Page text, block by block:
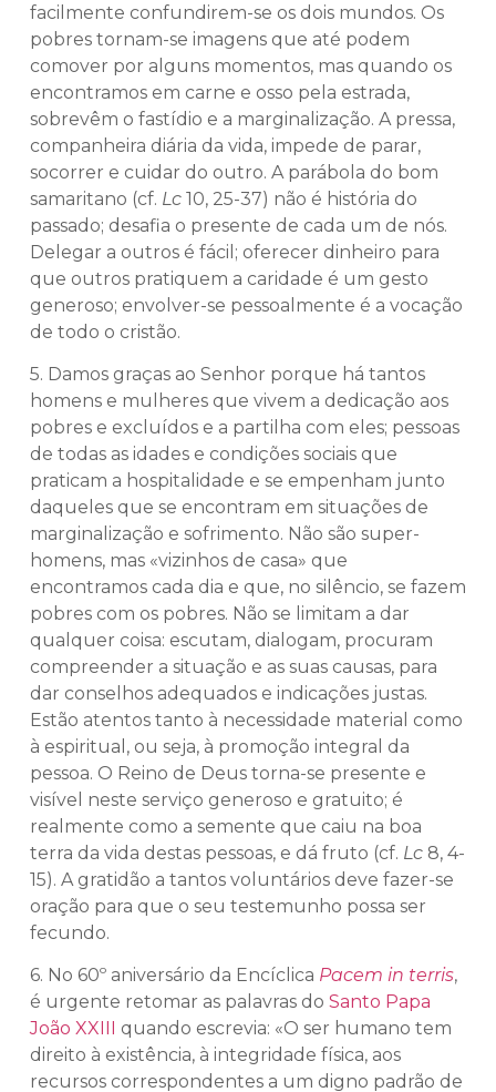
facilmente confundirem-se os dois mundos. Os
pobres tornam-se imagens que até podem
comover por alguns momentos, mas quando os
encontramos em carne e osso pela estrada,
sobrevêm o fastídio e a marginalização. A pressa,
companheira diária da vida, impede de parar,
socorrer e cuidar do outro. A parábola do bom
samaritano (cf. Lc 10, 25-37) não é história do
passado; desafia o presente de cada um de nós.
Delegar a outros é fácil; oferecer dinheiro para
que outros pratiquem a caridade é um gesto
generoso; envolver-se pessoalmente é a vocação
de todo o cristão.
5. Damos graças ao Senhor porque há tantos
homens e mulheres que vivem a dedicação aos
pobres e excluídos e a partilha com eles; pessoas
de todas as idades e condições sociais que
praticam a hospitalidade e se empenham junto
daqueles que se encontram em situações de
marginalização e sofrimento. Não são super-
homens, mas «vizinhos de casa» que
encontramos cada dia e que, no silêncio, se fazem
pobres com os pobres. Não se limitam a dar
qualquer coisa: escutam, dialogam, procuram
compreender a situação e as suas causas, para
dar conselhos adequados e indicações justas.
Estão atentos tanto à necessidade material como
à espiritual, ou seja, à promoção integral da
pessoa. O Reino de Deus torna-se presente e
visível neste serviço generoso e gratuito; é
realmente como a semente que caiu na boa
terra da vida destas pessoas, e dá fruto (cf. Lc 8, 4-
15). A gratidão a tantos voluntários deve fazer-se
oração para que o seu testemunho possa ser
fecundo.
6. No 60º aniversário da Encíclica Pacem in terris,
é urgente retomar as palavras do Santo Papa
João XXIII
quando escrevia: «O ser humano tem
direito à existência, à integridade física, aos
recursos correspondentes a um digno padrão de